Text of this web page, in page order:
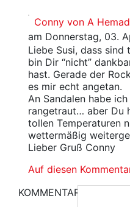
Conny von A
am Donnerstag, 03.
Liebe Susi, dass
bin Dir “nicht”
hast. Gerade der
es mir echt angetan.
An Sandalen habe
rangetraut… aber Du
tollen Temperaturen
wettermäßig
Lieber Gruß Conny
Auf diesen
KOMMENTAR